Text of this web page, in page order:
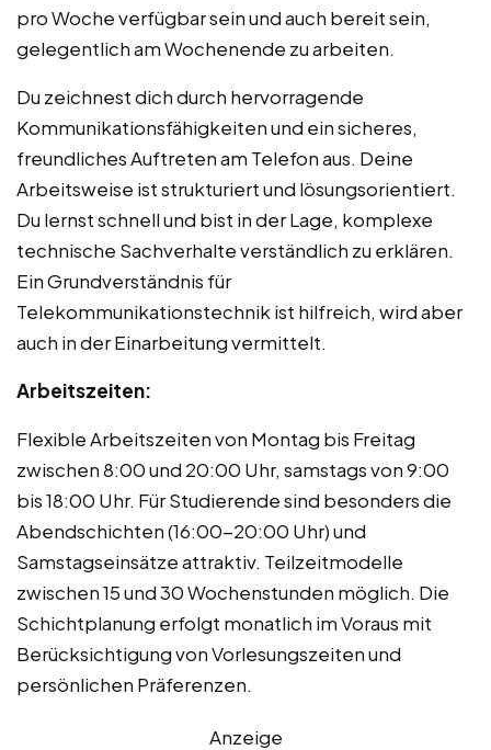
pro Woche verfügbar sein und auch bereit sein,
gelegentlich am Wochenende zu arbeiten.
Du zeichnest dich durch hervorragende
Kommunikationsfähigkeiten und ein sicheres,
freundliches Auftreten am Telefon aus. Deine
Arbeitsweise ist strukturiert und lösungsorientiert.
Du lernst schnell und bist in der Lage, komplexe
technische Sachverhalte verständlich zu erklären.
Ein Grundverständnis für
Telekommunikationstechnik ist hilfreich, wird aber
auch in der Einarbeitung vermittelt.
Arbeitszeiten:
Flexible Arbeitszeiten von Montag bis Freitag
zwischen 8:00 und 20:00 Uhr, samstags von 9:00
bis 18:00 Uhr. Für Studierende sind besonders die
Abendschichten (16:00-20:00 Uhr) und
Samstagseinsätze attraktiv. Teilzeitmodelle
zwischen 15 und 30 Wochenstunden möglich. Die
Schichtplanung erfolgt monatlich im Voraus mit
Berücksichtigung von Vorlesungszeiten und
persönlichen Präferenzen.
Anzeige